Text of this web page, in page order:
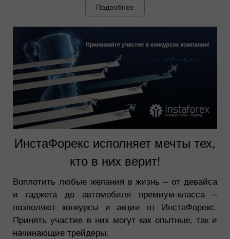
Подробнее
ИнстаФорекс исполняет мечты тех,
кто в них верит!
Воплотить любые желания в жизнь – от девайса
и гаджета до автомобиля премиум-класса –
позволяют конкурсы и акции от ИнстаФорекс.
Принять участие в них могут как опытные, так и
начинающие трейдеры.